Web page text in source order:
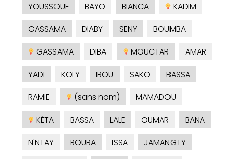
YOUSSOUF
BAYO BIANCA
KADIM
GASSAMA
DIABY SENY
BOUMBA
GASSAMA
DIBA MOUCTAR
AMAR
YADI
KOLY IBOU SAKO
BASSA
RAMIE
(sans nom)
MAMADOU
KÉTA
BASSA LALE OUMAR
BANA
N'NTAY
BOUBA ISSA
JAMANGTY